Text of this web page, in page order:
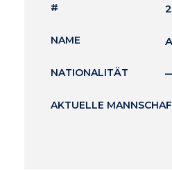
#
NAME
NATIONALITÄT
AKTUELLE